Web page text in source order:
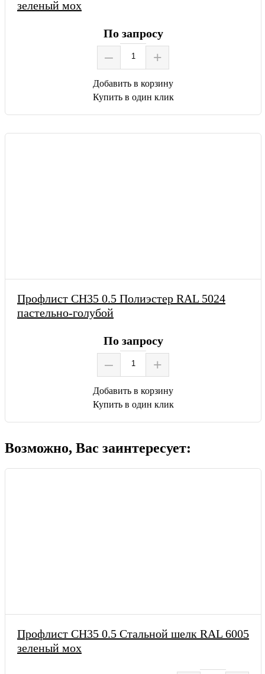
зеленый мох
По запросу
– +
Добавить в корзину
Купить в один клик
Профлист СН35 0.5 Полиэстер RAL 5024
пастельно-голубой
По запросу
– +
Добавить в корзину
Купить в один клик
Возможно, Вас заинтересует:
Профлист СН35 0.5 Стальной шелк RAL 6005
зеленый мох